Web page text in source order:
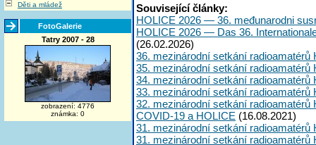
Děti a mládež
FotoGalerie
Tatry 2007 - 28
zobrazení: 4776
známka: 0
Související články:
HOLICE 2026 — 36. međunarodni
HOLICE 2026 — Das 36.
(26.02.2026)
36. mezinárodní setkání radioamatérů
35. mezinárodní setkání radioamatérů
34. mezinárodní setkání radioamatérů
33. mezinárodní setkání radioamatérů
32. mezinárodní setkání radioamatérů
COVID-19 a HOLICE (16.08.2021)
31. mezinárodní setkání radioamatérů
31. mezinárodní setkání radioamatérů